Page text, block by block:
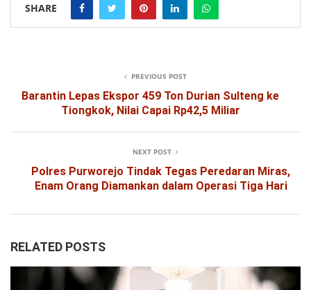
SHARE
PREVIOUS POST
Barantin Lepas Ekspor 459 Ton Durian Sulteng ke
Tiongkok, Nilai Capai Rp42,5 Miliar
NEXT POST
Polres Purworejo Tindak Tegas Peredaran Miras,
Enam Orang Diamankan dalam Operasi Tiga Hari
RELATED POSTS